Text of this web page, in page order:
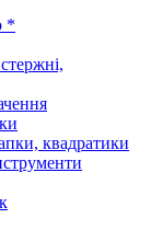
*
квадратики